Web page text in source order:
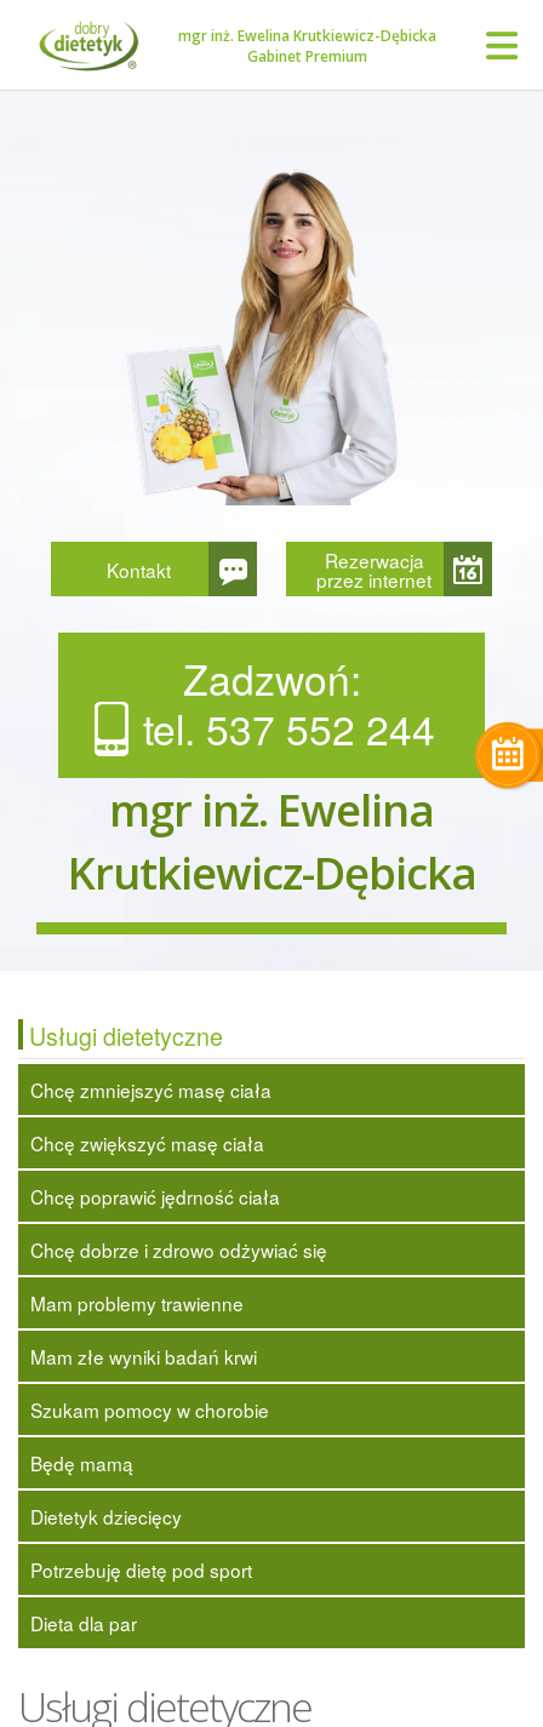
mgr inż. Ewelina Krutkiewicz-Dębicka
Gabinet Premium
Kontakt Rezerwacja
przez internet
Zadzwoń:
tel. 537 552 244
mgr inż. Ewelina
Krutkiewicz-Dębicka
Usługi dietetyczne
Chcę zmniejszyć masę ciała
Chcę zwiększyć masę ciała
Chcę poprawić jędrność ciała
Chcę dobrze i zdrowo odżywiać się
Mam problemy trawienne
Mam złe wyniki badań krwi
Szukam pomocy w chorobie
Będę mamą
Dietetyk dziecięcy
Potrzebuję dietę pod sport
Dieta dla par
Usługi dietetyczne